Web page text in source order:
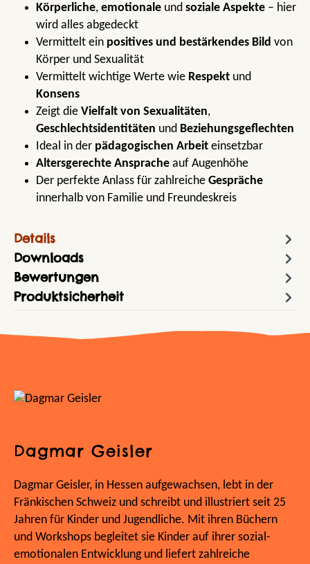
Körperliche, emotionale und soziale Aspekte – hier
wird alles abgedeckt
Vermittelt ein positives und bestärkendes Bild von
Körper und Sexualität
Vermittelt wichtige Werte wie Respekt und
Konsens
Zeigt die Vielfalt von Sexualitäten,
Geschlechtsidentitäten und Beziehungsgeflechten
Ideal in der pädagogischen Arbeit einsetzbar
Altersgerechte Ansprache auf Augenhöhe
Der perfekte Anlass für zahlreiche Gespräche
innerhalb von Familie und Freundeskreis
Details
Downloads
Bewertungen
Produktsicherheit
Dagmar Geisler
Dagmar Geisler, in Hessen aufgewachsen, lebt in der
Fränkischen Schweiz und schreibt und illustriert seit 25
Jahren für Kinder und Jugendliche. Mit ihren Büchern
und Workshops begleitet sie Kinder auf ihrer sozial-
emotionalen Entwicklung und liefert zahlreiche